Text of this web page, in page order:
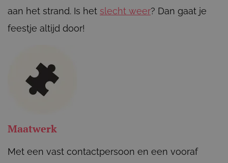
aan het strand. Is het slecht weer? Dan gaat je
feestje altijd door!
Maatwerk
Met een vast contactpersoon en een vooraf